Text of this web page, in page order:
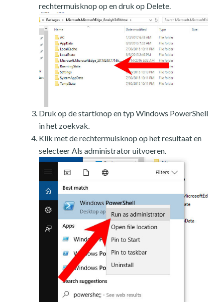
rechtermuisknop op en druk op Delete.
Druk op de startknop en typ Windows PowerShell
in het zoekvak.
Klik met de rechtermuisknop op het resultaat en
selecteer Als administrator uitvoeren.